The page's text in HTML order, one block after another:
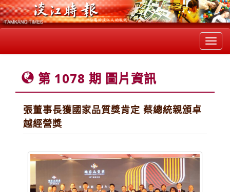
第 1078 期 圖片資訊
張董事長獲國家品質獎肯定 蔡總統親頒卓
越經營獎